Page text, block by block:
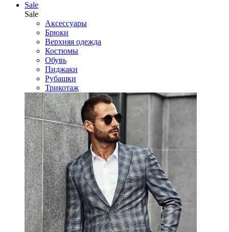
Sale
Sale
Аксессуары
Брюки
Верхняя одежда
Костюмы
Обувь
Пиджаки
Рубашки
Трикотаж